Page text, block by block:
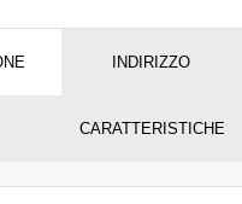
INDIRIZZO
CARATTERISTICHE